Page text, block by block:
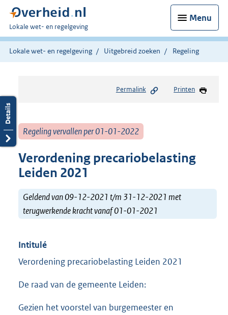
Menu
U
bent
hier:
Lokale wet- en regelgeving
Lokale wet- en regelgeving Uitgebreid zoeken Regeling
Permalink Printen
Regeling vervallen per 01-01-2022
Verordening precariobelasting
Leiden 2021
Geldend van 09-12-2021 t/m 31-12-2021 met
terugwerkende kracht vanaf 01-01-2021
Intitulé
Verordening precariobelasting Leiden 2021
De raad van de gemeente Leiden:
Gezien het voorstel van burgemeester en